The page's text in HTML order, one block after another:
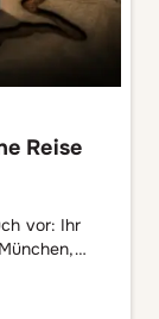
Reise
vor: Ihr
Skatblatt